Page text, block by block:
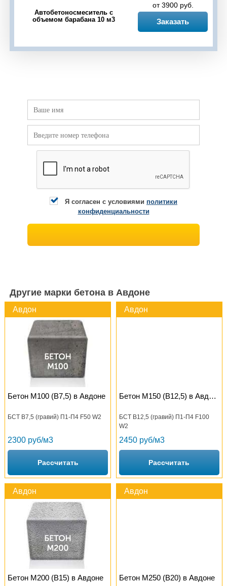
Автобетоносмеситель с
объемом барабана 10 м3
от 3900 руб.
Заказать
Я согласен с условиями политики
конфиденциальности
Другие марки бетона в Авдоне
Авдон
Бетон М100 (B7,5) в Авдоне
БСТ В7,5 (гравий) П1-П4 F50 W2
2300 руб/м3
Рассчитать
Авдон
Бетон М150 (B12,5) в Авдоне
БСТ В12,5 (гравий) П1-П4 F100
W2
2450 руб/м3
Рассчитать
Авдон
Бетон М200 (B15) в Авдоне
Авдон
Бетон М250 (B20) в Авдоне